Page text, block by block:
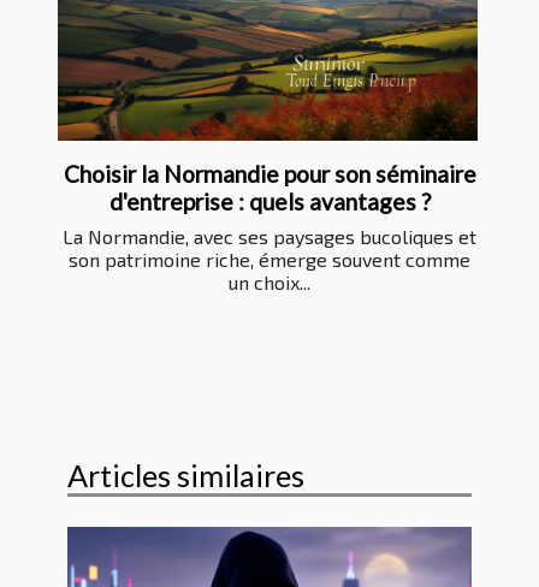
Choisir la Normandie pour son séminaire
d'entreprise : quels avantages ?
La Normandie, avec ses paysages bucoliques et
son patrimoine riche, émerge souvent comme
un choix...
Articles similaires